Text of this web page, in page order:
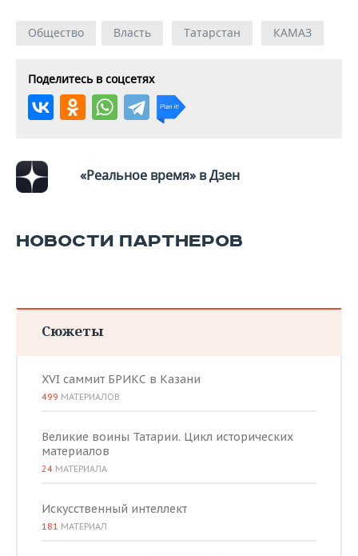
ХОККЕЙ С МЯЧОМ
ПРОИСШЕСТВИЯ
Общество Власть Татарстан КАМАЗ
Поделитесь в соцсетях
«Реальное время» в Дзен
НОВОСТИ ПАРТНЕРОВ
Сюжеты
XVI саммит БРИКС в Казани
499 МАТЕРИАЛОВ
Великие воины Татарии. Цикл исторических
материалов
24 МАТЕРИАЛА
Искусственный интеллект
181 МАТЕРИАЛ